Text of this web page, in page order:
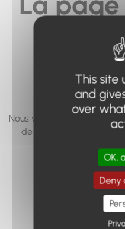
vous
Nous vous invitons à
de page, ou à utiliser le
This site
and
over
OK,
Deny